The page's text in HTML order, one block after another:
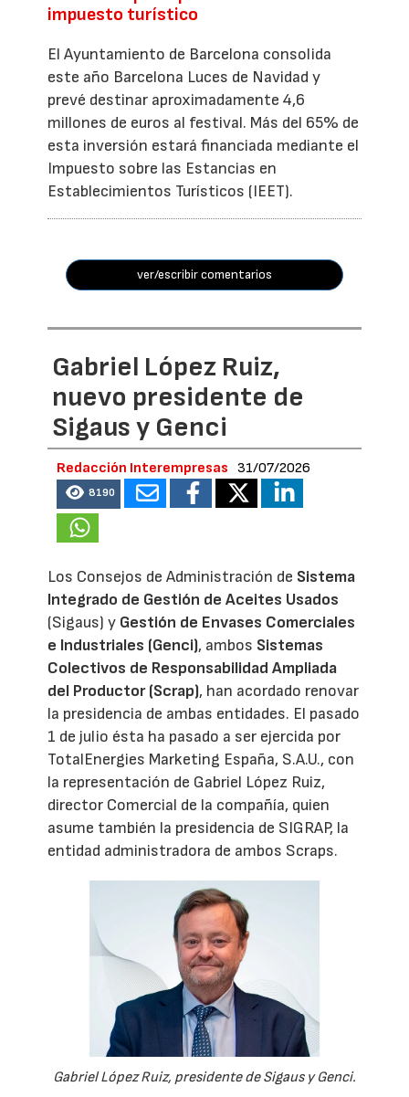
impuesto turístico
El Ayuntamiento de Barcelona consolida
este año Barcelona Luces de Navidad y
prevé destinar aproximadamente 4,6
millones de euros al festival. Más del 65% de
esta inversión estará financiada mediante el
Impuesto sobre las Estancias en
Establecimientos Turísticos (IEET).
ver/escribir comentarios
Gabriel López Ruiz,
nuevo presidente de
Sigaus y Genci
Redacción Interempresas 31/07/2026
8190
Los Consejos de Administración de Sistema
Integrado de Gestión de Aceites Usados
(Sigaus) y Gestión de Envases Comerciales
e Industriales (Genci), ambos Sistemas
Colectivos de Responsabilidad Ampliada
del Productor (Scrap), han acordado renovar
la presidencia de ambas entidades. El pasado
1 de julio ésta ha pasado a ser ejercida por
TotalEnergies Marketing España, S.A.U., con
la representación de Gabriel López Ruiz,
director Comercial de la compañía, quien
asume también la presidencia de SIGRAP, la
entidad administradora de ambos Scraps.
Gabriel López Ruiz, presidente de Sigaus y Genci.